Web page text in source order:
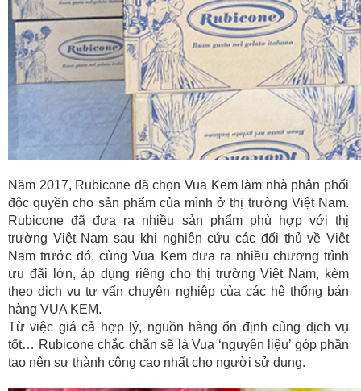
Năm 2017, Rubicone đã chọn Vua Kem làm nhà phân phối
độc quyền cho sản phẩm của mình ở thị trường Việt Nam.
Rubicone đã đưa ra nhiều sản phẩm phù hợp với thị
trường Việt Nam sau khi nghiên cứu các đối thủ về Việt
Nam trước đó, cùng Vua Kem đưa ra nhiều chương trình
ưu đãi lớn, áp dụng riêng cho thị trường Việt Nam, kèm
theo dịch vụ tư vấn chuyên nghiệp của các hệ thống bán
hàng VUA KEM.
Từ việc giá cả hợp lý, nguồn hàng ổn định cùng dịch vụ
tốt… Rubicone chắc chắn sẽ là Vua ‘nguyên liệu’ góp phần
tạo nên sự thành công cao nhất cho người sử dụng.